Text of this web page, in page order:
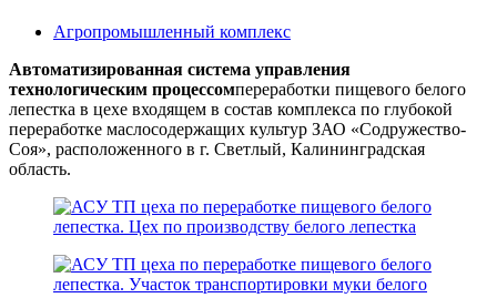
Агропромышленный комплекс
Автоматизированная система управления
технологическим процессомпереработки пищевого белого
лепестка в цехе входящем в состав комплекса по глубокой
переработке маслосодержащих культур ЗАО «Содружество-
Соя», расположенного в г. Светлый, Калининградская
область.